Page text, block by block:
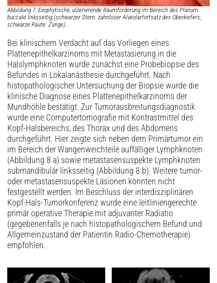
Abbildung 7: Exophytische, ulzerierende Raumforderung im Bereich des Planum
buccale linksseitig (schwarzer Stern: zahnloser Alveolarfortsatz des Oberkiefers;
schwarze Raute: Zunge).
Bei klinischem Verdacht auf das Vorliegen eines
Plattenepithelkarzinoms mit Metastasierung in die
Halslymphknoten wurde zunächst eine Probe­biopsie des
Befundes in Lokalanästhesie durchgeführt. Nach
histopathologischer Untersuchung der Biopsie wurde die
klinische Diagnose eines Plattenepithelkarzinoms der
Mundhöhle bestätigt. Zur Tumorausbreitungsdiagnostik
wurde eine Computertomografie mit Kontrastmittel des
Kopf-Halsbereichs, des Thorax und des Abdomens
durchgeführt. Hier zeigte sich neben dem Primärtumor ein
im Bereich der Wangenweichteile auffälliger Lymphknoten
(Abbildung 8 a) sowie metastasensuspekte Lymphknoten
submandibulär linksseitig (Abbildung 8 b). Weitere tumor-
oder metastasensuspekte Läsionen konnten nicht
festgestellt werden. Im Beschluss der interdisziplinären
Kopf-Hals-Tumorkonferenz wurde eine leitliniengerechte
primär operative Therapie mit adjuvanter Radiatio
(gegebenenfalls je nach histopathologischem Befund und
Allgemeinzustand der Patientin Radio-Chemotherapie)
empfohlen.